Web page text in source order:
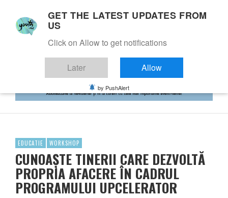
EDUCATIE WORKSHOP
CUNOAȘTE TINERII CARE DEZVOLTĂ
PROPRIA AFACERE ÎN CADRUL
PROGRAMULUI UPCELERATOR
GET THE LATEST UPDATES FROM
US
Click on Allow to get notifications
Later Allow
by PushAlert